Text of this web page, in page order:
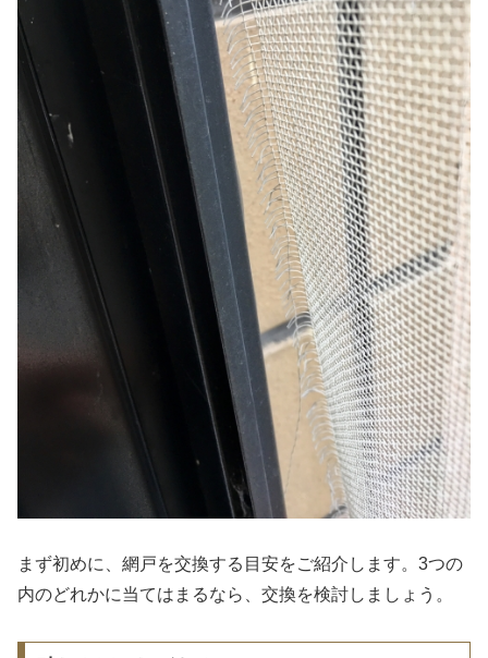
まず初めに、網戸を交換する目安をご紹介します。3つの
内のどれかに当てはまるなら、交換を検討しましょう。